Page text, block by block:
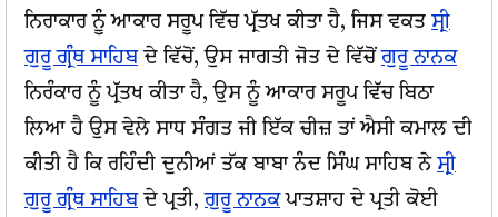
ਨਿਰਾਕਾਰ ਨੂੰ ਆਕਾਰ ਸਰੂਪ ਵਿੱਚ ਪ੍ਰੱਤਖ ਕੀਤਾ ਹੈ, ਜਿਸ ਵਕਤ ਸ੍ਰੀ
ਗੁਰੂ ਗ੍ਰੰਥ ਸਾਹਿਬਦੇ ਵਿੱਚੋਂ, ਉਸ ਜਾਗਤੀ ਜੋਤ ਦੇ ਵਿੱਚੋਂਗੁਰੂ ਨਾਨਕ
ਨਿਰੰਕਾਰ ਨੂੰ ਪ੍ਰੱਤਖ ਕੀਤਾ ਹੈ, ਉਸ ਨੂੰ ਆਕਾਰ ਸਰੂਪ ਵਿੱਚ ਬਿਠਾ
ਲਿਆ ਹੈ ਉਸ ਵੇਲੇ ਸਾਧ ਸੰਗਤ ਜੀ ਇੱਕ ਚੀਜ਼ ਤਾਂ ਐਸੀ ਕਮਾਲ ਦੀ
ਕੀਤੀ ਹੈ ਕਿ ਰਹਿੰਦੀ ਦੁਨੀਆਂ ਤੱਕ ਬਾਬਾ ਨੰਦ ਸਿੰਘ ਸਾਹਿਬ ਨੇ ਸ੍ਰੀ
ਗੁਰੂ ਗ੍ਰੰਥ ਸਾਹਿਬਦੇ ਪ੍ਰਤੀ,ਗੁਰੂ ਨਾਨਕਪਾਤਸ਼ਾਹ ਦੇ ਪ੍ਰਤੀ ਕੋਈ